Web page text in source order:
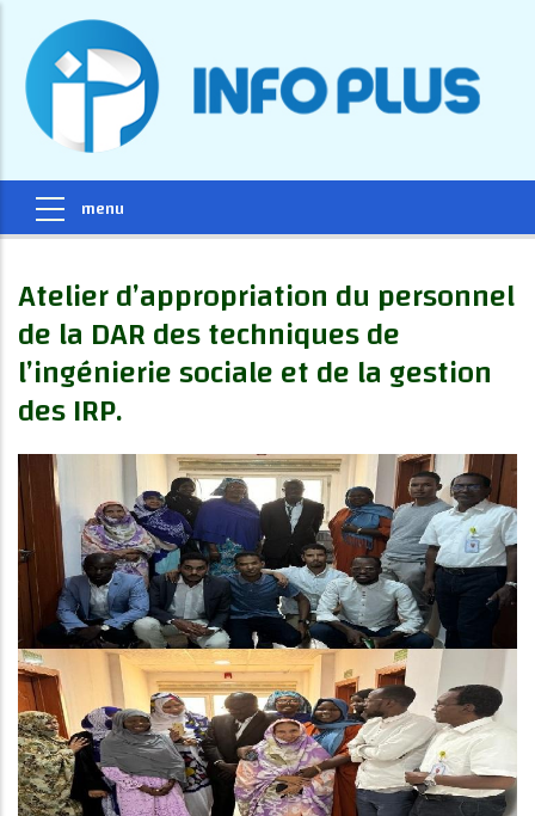
Atelier d’appropriation du personnel
de la DAR des techniques de
l’ingénierie sociale et de la gestion
des IRP.